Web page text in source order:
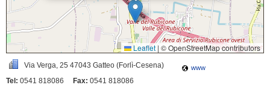
Leaflet | © OpenStreetMap contributors
Via Verga, 25 47043 Gatteo (Forlì-Cesena)
Tel: 0541 818086 Fax: 0541 818086
www